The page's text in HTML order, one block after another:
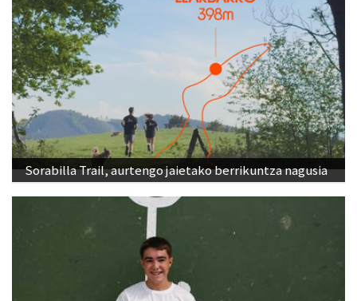
Sorabilla Trail, aurtengo jaietako berrikuntza nagusia